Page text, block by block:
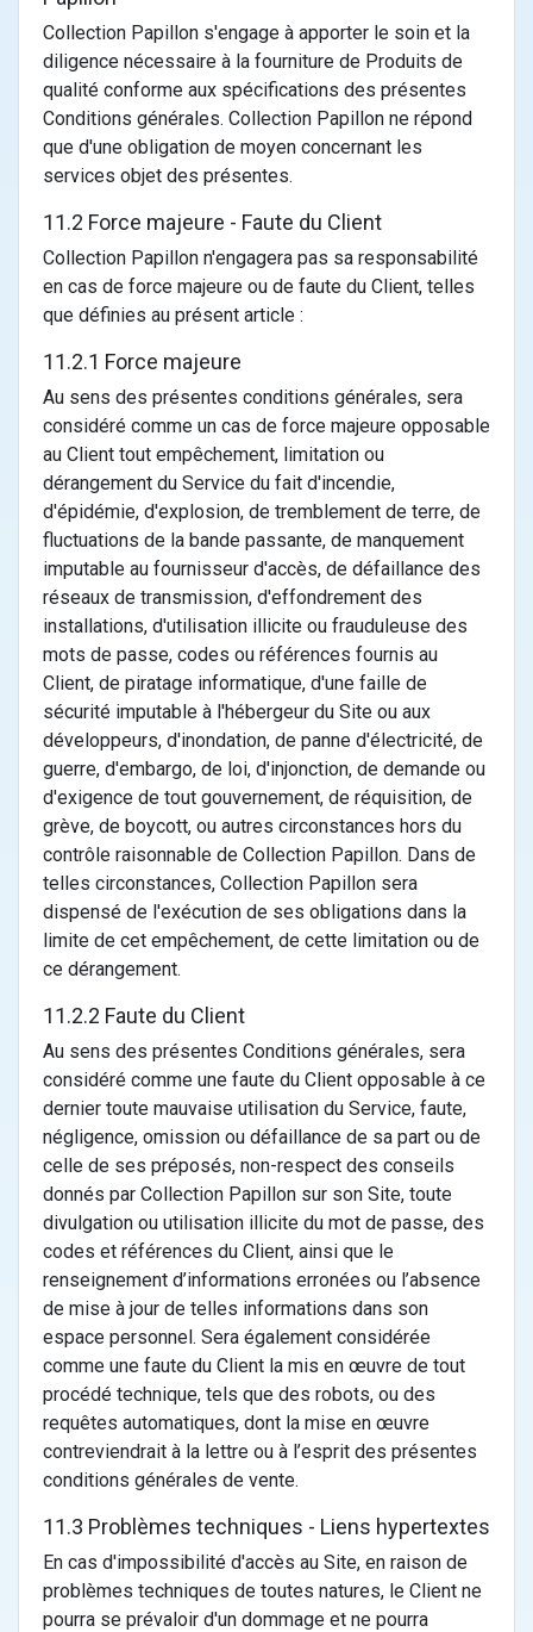
Collection Papillon s'engage à apporter le soin et la
diligence nécessaire à la fourniture de Produits de
qualité conforme aux spécifications des présentes
Conditions générales. Collection Papillon ne répond
que d'une obligation de moyen concernant les
services objet des présentes.
11.2 Force majeure - Faute du Client
Collection Papillon n'engagera pas sa responsabilité
en cas de force majeure ou de faute du Client, telles
que définies au présent article :
11.2.1 Force majeure
Au sens des présentes conditions générales, sera
considéré comme un cas de force majeure opposable
au Client tout empêchement, limitation ou
dérangement du Service du fait d'incendie,
d'épidémie, d'explosion, de tremblement de terre, de
fluctuations de la bande passante, de manquement
imputable au fournisseur d'accès, de défaillance des
réseaux de transmission, d'effondrement des
installations, d'utilisation illicite ou frauduleuse des
mots de passe, codes ou références fournis au
Client, de piratage informatique, d'une faille de
sécurité imputable à l'hébergeur du Site ou aux
développeurs, d'inondation, de panne d'électricité, de
guerre, d'embargo, de loi, d'injonction, de demande ou
d'exigence de tout gouvernement, de réquisition, de
grève, de boycott, ou autres circonstances hors du
contrôle raisonnable de Collection Papillon. Dans de
telles circonstances, Collection Papillon sera
dispensé de l'exécution de ses obligations dans la
limite de cet empêchement, de cette limitation ou de
ce dérangement.
11.2.2 Faute du Client
Au sens des présentes Conditions générales, sera
considéré comme une faute du Client opposable à ce
dernier toute mauvaise utilisation du Service, faute,
négligence, omission ou défaillance de sa part ou de
celle de ses préposés, non-respect des conseils
donnés par Collection Papillon sur son Site, toute
divulgation ou utilisation illicite du mot de passe, des
codes et références du Client, ainsi que le
renseignement d’informations erronées ou l’absence
de mise à jour de telles informations dans son
espace personnel. Sera également considérée
comme une faute du Client la mis en œuvre de tout
procédé technique, tels que des robots, ou des
requêtes automatiques, dont la mise en œuvre
contreviendrait à la lettre ou à l’esprit des présentes
conditions générales de vente.
11.3 Problèmes techniques - Liens hypertextes
En cas d'impossibilité d'accès au Site, en raison de
problèmes techniques de toutes natures, le Client ne
pourra se prévaloir d'un dommage et ne pourra